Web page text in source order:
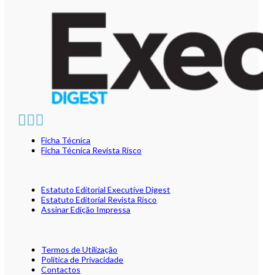
Ficha Técnica
Ficha Técnica Revista Risco
Estatuto Editorial Executive Digest
Estatuto Editorial Revista Risco
Assinar Edição Impressa
Termos de Utilização
Política de Privacidade
Contactos